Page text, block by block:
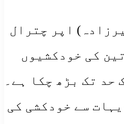
اپر چترال
کی خودکشیوں
حد تک بڑھ چکا ہے۔
سے خودکشی کی